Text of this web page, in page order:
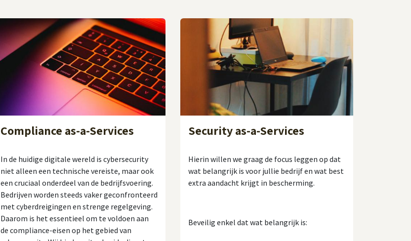
Compliance as-a-Services
In de huidige digitale wereld is cybersecurity
niet alleen een technische vereiste, maar ook
een cruciaal onderdeel van de bedrijfsvoering.
Bedrijven worden steeds vaker geconfronteerd
met cyberdreigingen en strenge regelgeving.
Daarom is het essentieel om te voldoen aan
de compliance-eisen op het gebied van
Security as-a-Services
Hierin willen we graag de focus leggen op dat
wat belangrijk is voor jullie bedrijf en wat best
extra aandacht krijgt in bescherming.
Beveilig enkel dat wat belangrijk is: